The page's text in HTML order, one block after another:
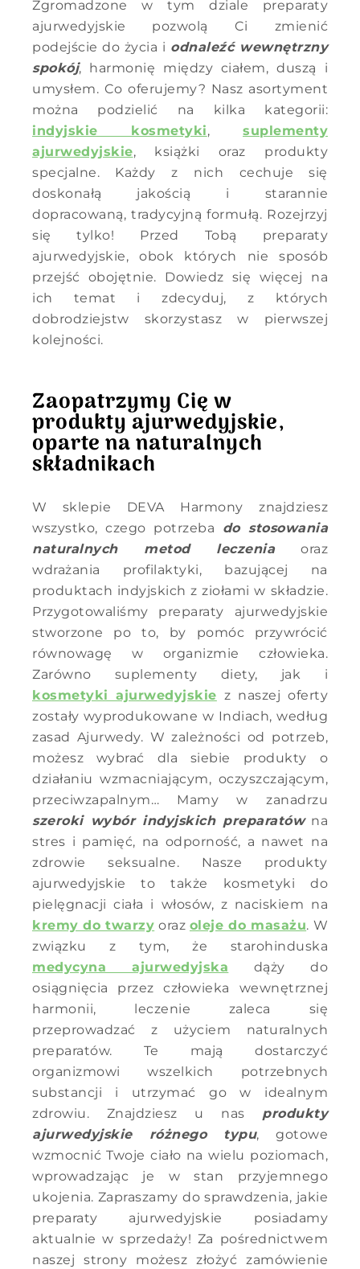
Zgromadzone w tym dziale preparaty
ajurwedyjskie pozwolą Ci zmienić
podejście do życia i odnaleźć wewnętrzny
spokój, harmonię między ciałem, duszą i
umysłem. Co oferujemy? Nasz asortyment
można podzielić na kilka kategorii:
indyjskie kosmetyki, suplementy
ajurwedyjskie, książki oraz produkty
specjalne. Każdy z nich cechuje się
doskonałą jakością i starannie
dopracowaną, tradycyjną formułą. Rozejrzyj
się tylko! Przed Tobą preparaty
ajurwedyjskie, obok których nie sposób
przejść obojętnie. Dowiedz się więcej na
ich temat i zdecyduj, z których
dobrodziejstw skorzystasz w pierwszej
kolejności.
Zaopatrzymy Cię w
produkty ajurwedyjskie,
oparte na naturalnych
składnikach
W sklepie DEVA Harmony znajdziesz
wszystko, czego potrzeba do stosowania
naturalnych metod leczenia oraz
wdrażania profilaktyki, bazującej na
produktach indyjskich z ziołami w składzie.
Przygotowaliśmy preparaty ajurwedyjskie
stworzone po to, by pomóc przywrócić
równowagę w organizmie człowieka.
Zarówno suplementy diety, jak i
kosmetyki ajurwedyjskie z naszej oferty
zostały wyprodukowane w Indiach, według
zasad Ajurwedy. W zależności od potrzeb,
możesz wybrać dla siebie produkty o
działaniu wzmacniającym, oczyszczającym,
przeciwzapalnym… Mamy w zanadrzu
szeroki wybór indyjskich preparatówna
stres i pamięć, na odporność, a nawet na
zdrowie seksualne. Nasze produkty
ajurwedyjskie to także kosmetyki do
pielęgnacji ciała i włosów, z naciskiem na
kremy do twarzy oraz oleje do masażu. W
związku z tym, że starohinduska
medycyna ajurwedyjska dąży do
osiągnięcia przez człowieka wewnętrznej
harmonii, leczenie zaleca się
przeprowadzać z użyciem naturalnych
preparatów. Te mają dostarczyć
organizmowi wszelkich potrzebnych
substancji i utrzymać go w idealnym
zdrowiu. Znajdziesz u nas produkty
ajurwedyjskie różnego typu, gotowe
wzmocnić Twoje ciało na wielu poziomach,
wprowadzając je w stan przyjemnego
ukojenia. Zapraszamy do sprawdzenia, jakie
preparaty ajurwedyjskie posiadamy
aktualnie w sprzedaży! Za pośrednictwem
naszej strony możesz złożyć zamówienie